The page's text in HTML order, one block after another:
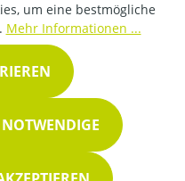
um eine bestmögliche
Mehr Informationen ...